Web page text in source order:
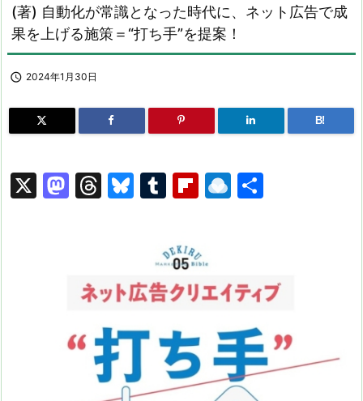
(著) 自動化が常識となった時代に、ネット広告で成
果を上げる施策＝“打ち手”を提案！
 2024年1月30日
B!
X
M
d
n
T
d
Bl
k
T
m
bl
r
Fl
o
ar
R
o
io